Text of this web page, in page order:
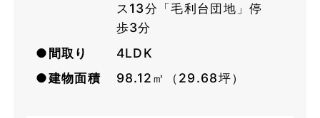
ス13分「毛利台団地」停
歩3分
●間取り
4LDK
●建物面積
98.12㎡（29.68坪）